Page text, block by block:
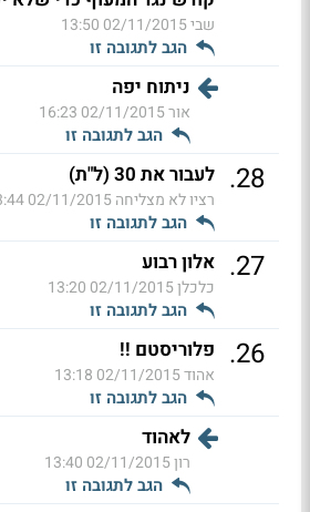
שבי02/11/2015 13:50
הגב לתגובה זו
ניתוח יפה
אור02/11/2015 16:23
הגב לתגובה זו
28
. לעבור את 30 (ל"ת)
רציו לא מצליחה02/11/2015 13:44
הגב לתגובה זו
27
. אלון רבוע
כלכלן02/11/2015 13:20
הגב לתגובה זו
26
. פלוריסטם !!
אהוד02/11/2015 13:18
הגב לתגובה זו
לאהוד
רון02/11/2015 13:40
הגב לתגובה זו